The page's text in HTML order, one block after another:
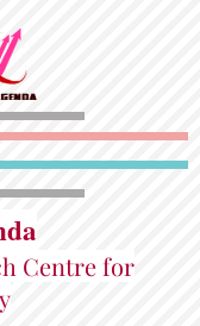
Centre for